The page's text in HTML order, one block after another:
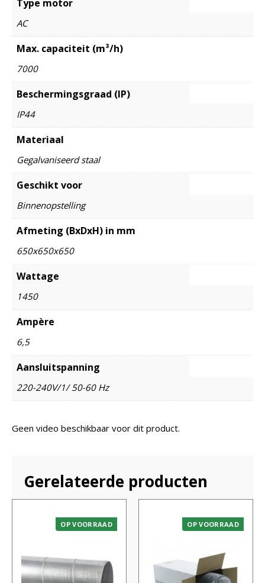
Type motor
AC
Max. capaciteit (m³/h)
7000
Beschermingsgraad (IP)
IP44
Materiaal
Gegalvaniseerd staal
Geschikt voor
Binnenopstelling
Afmeting (BxDxH) in mm
650x650x650
Wattage
1450
Ampère
6,5
Aansluitspanning
220-240V/1/ 50-60 Hz
Geen video beschikbaar voor dit product.
Gerelateerde producten
OP VOORRAAD OP VOORRAAD